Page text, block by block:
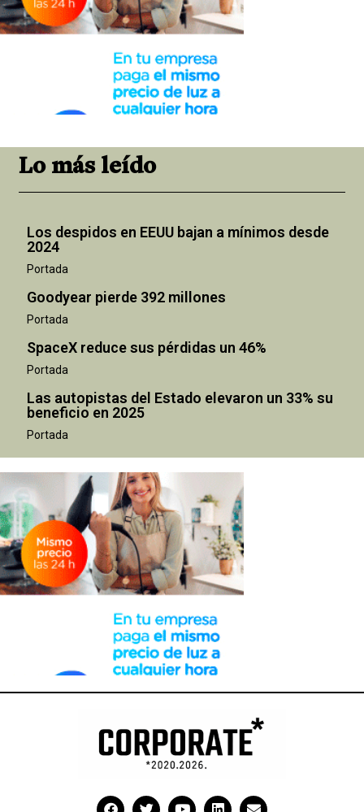
Lo más leído
Los despidos en EEUU bajan a mínimos desde
2024
Portada
Goodyear pierde 392 millones
Portada
SpaceX reduce sus pérdidas un 46%
Portada
Las autopistas del Estado elevaron un 33% su
beneficio en 2025
Portada